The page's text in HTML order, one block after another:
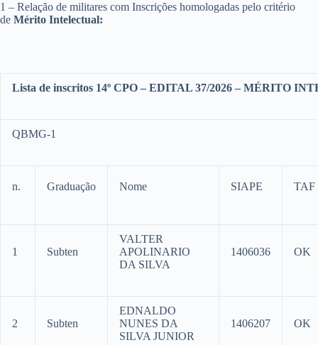
1 – Relação de militares com Inscrições homologadas pelo critério
de Mérito Intelectual:
Lista de inscritos 14º CPO – EDITAL 37/2026 – MÉRITO
QBMG-1
n. Graduação Nome SIAPE TAF
1 Subten
VALTER
APOLINARIO
DA SILVA
1406036 OK
2 Subten
EDNALDO
NUNES DA
SILVA JUNIOR
1406207 OK